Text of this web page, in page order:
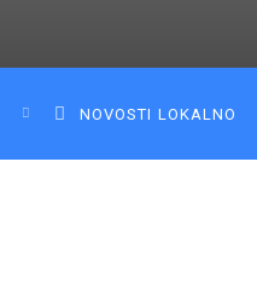
NOVOSTI LOKALNO